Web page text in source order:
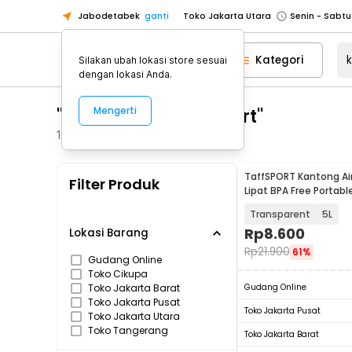
Jabodetabek ganti Toko Jakarta Utara
Toko Tangerang
Toko Cikupa
Pick n Go Jakarta Barat
Senin -
Pick n Go Bekasi
Toko Jakarta Barat
Senin -
Toko Tangerang
Kategori
"kantung air taffsport"
1018
Filter Produk
Lokasi Barang
Gudang Online
Toko Cikupa
Toko Jakarta Barat
Toko Jakarta Pusat
Toko Jakarta Utara
Toko Tangerang
TaffSPORT Kantong
Lipat BPA Free
Transparent 5L
Rp8.600
Rp21.900 61%
Gudang Online
Toko Jakarta Pusat
Toko Jakarta Barat
Silakan ubah lokasi store sesuai
dengan lokasi Anda.
Mengerti